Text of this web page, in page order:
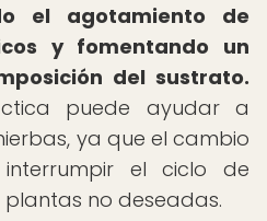
el agotamiento de
y fomentando un
del sustrato.
puede ayudar a
ya que el cambio
el ciclo de
no deseadas.